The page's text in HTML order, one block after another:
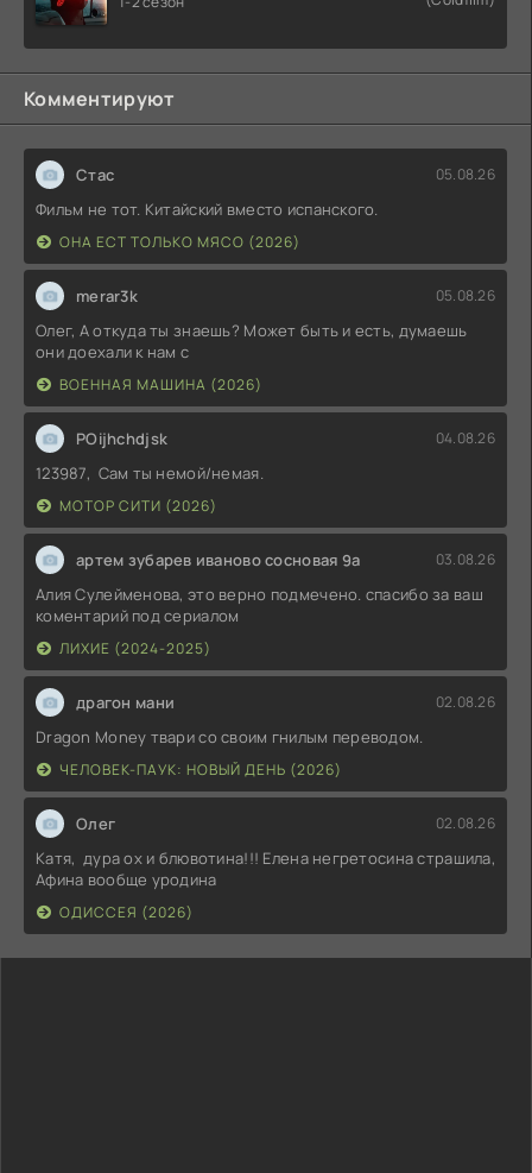
Комментируют
Стас 05.08.26
Фильм не тот. Китайский вместо испанского.
ОНА ЕСТ ТОЛЬКО МЯСО (2026)
merar3k 05.08.26
Олег, А откуда ты знаешь? Может быть и есть, думаешь
они доехали к нам с
ВОЕННАЯ МАШИНА (2026)
POijhchdjsk 04.08.26
123987, Сам ты немой/немая.
МОТОР СИТИ (2026)
артем зубарев иваново сосновая 9а 03.08.26
Алия Сулейменова, это верно подмечено. спасибо за ваш
коментарий под сериалом
ЛИХИЕ (2024-2025)
драгон мани 02.08.26
Dragon Money твари со своим гнилым переводом.
ЧЕЛОВЕК-ПАУК: НОВЫЙ ДЕНЬ (2026)
Олег 02.08.26
Катя, дура ох и блювотина!!! Елена негретосина страшила,
Афина вообще уродина
ОДИССЕЯ (2026)